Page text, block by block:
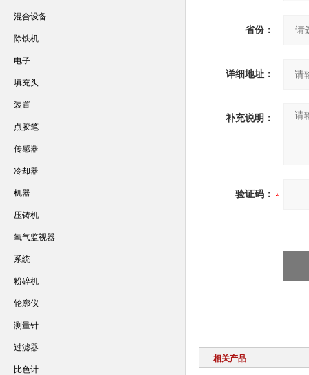
省份：
详细地址：
补充说明：
验证码：
相关产品
混合设备
除铁机
电子
填充头
装置
点胶笔
传感器
冷却器
机器
压铸机
氧气监视器
系统
粉碎机
轮廓仪
测量针
过滤器
比色计